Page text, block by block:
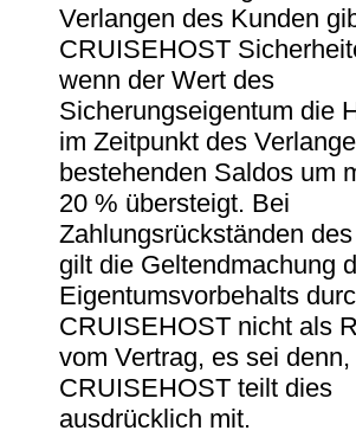
Verlangen des Kunden
CRUISEHOST
wenn der Wert des
Sicherungseigentum die
im Zeitpunkt des
bestehenden Saldos um
20 % übersteigt. Bei
Zahlungsrückständen
gilt die Geltendmachung
Eigentumsvorbehalts
CRUISEHOST nicht als
vom Vertrag, es sei denn,
CRUISEHOST teilt dies
ausdrücklich mit.